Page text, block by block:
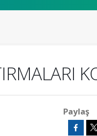
Paylaş